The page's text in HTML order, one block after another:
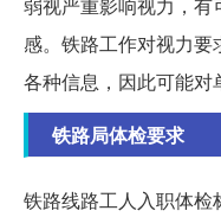
感。铁路工作对视力要
各种信息，因此可能对
铁路局体检要求
铁路线路工人入职体